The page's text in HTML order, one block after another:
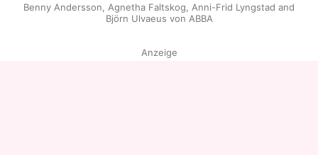
Benny Andersson, Agnetha Faltskog, Anni-Frid Lyngstad and
Björn Ulvaeus von ABBA
Anzeige